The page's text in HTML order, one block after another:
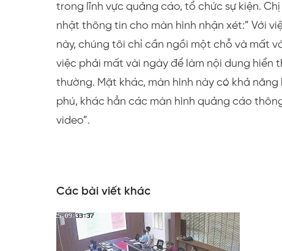
trong lĩnh vực quảng cáo, tổ chức sự kiện.
nhật thông tin cho màn hình nhận xét:” Với
này, chúng tôi chỉ cần ngồi một chỗ và mất
việc phải mất vài ngày để làm nội dung hiển
thường. Mặt khác, màn hình này có khả
phú, khác hẳn các màn hình quảng cáo
video”.
Các bài viết khác